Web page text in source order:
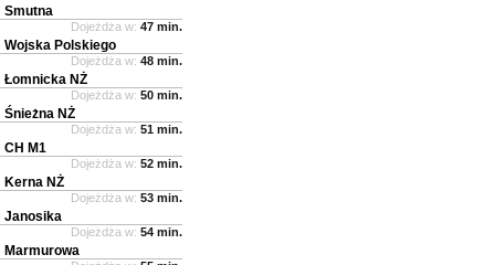
Smutna
Dojeżdża w: 47 min.
Wojska Polskiego
Dojeżdża w: 48 min.
Łomnicka NŻ
Dojeżdża w: 50 min.
Śnieżna NŻ
Dojeżdża w: 51 min.
CH M1
Dojeżdża w: 52 min.
Kerna NŻ
Dojeżdża w: 53 min.
Janosika
Dojeżdża w: 54 min.
Marmurowa